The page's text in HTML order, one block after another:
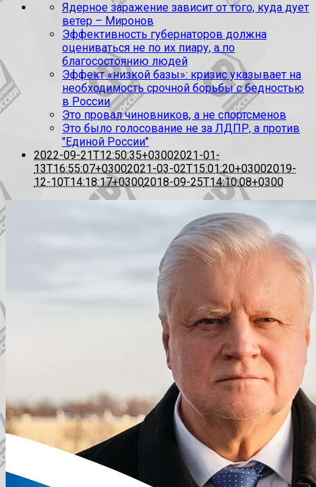
Ядерное заражение зависит от того, куда дует
ветер – Миронов
Эффективность губернаторов должна
оцениваться не по их пиару, а по
благосостоянию людей
Эффект «низкой базы»: кризис указывает на
необходимость срочной борьбы с бедностью
в России
Это провал чиновников, а не спортсменов
Это было голосование не за ЛДПР, а против
"Единой России"
2022-09-21T12:50:35+03002021-01-
13T16:55:07+03002021-03-02T15:01:20+03002019-
12-10T14:18:17+03002018-09-25T14:10:08+0300